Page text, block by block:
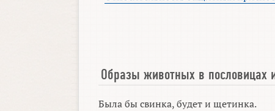
Образы животных в пословицах
Была бы свинка, будет и щетинка.